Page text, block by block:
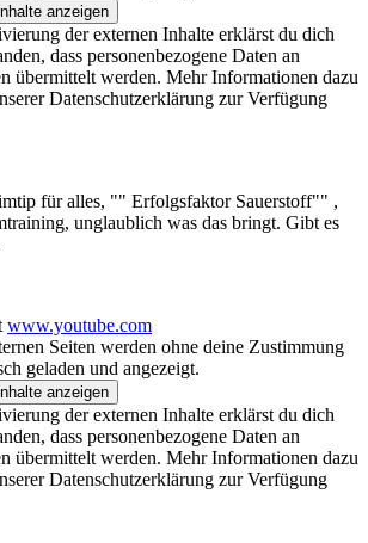
anzeigen
der externen Inhalte erklärst du dich
dass personenbezogene Daten an
übermittelt werden. Mehr Informationen dazu
Datenschutzerklärung zur Verfügung
für alles, "" Erfolgsfaktor Sauerstoff"" ,
unglaublich was das bringt. Gibt es
www.youtube.com
Seiten werden ohne deine Zustimmung
geladen und angezeigt.
anzeigen
der externen Inhalte erklärst du dich
dass personenbezogene Daten an
übermittelt werden. Mehr Informationen dazu
Datenschutzerklärung zur Verfügung